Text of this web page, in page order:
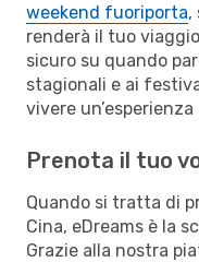
weekend fuoriporta,
renderà il tuo
sicuro su quando
stagionali e ai
vivere
Prenota il tuo
Quando si tratta di
Cina, eDreams è la
Grazie alla nostra